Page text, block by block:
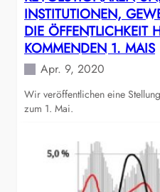
INSTITUTIONEN,
DIE ÖFFENTLICHKEIT
KOMMENDEN 1. MAIS
Apr. 9, 2020
Wir veröffentlichen eine
zum 1. Mai.